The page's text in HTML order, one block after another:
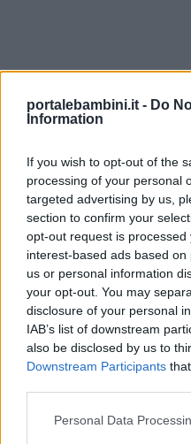
portalebambini.it - Do
Information
If you wish to opt-out of the
processing of your personal
targeted advertising by us,
section to confirm your
opt-out request is
interest-based ads based
us or personal information
your opt-out. You may
disclosure of your personal
IAB’s list of downstream
also be disclosed by us to
Downstream Participants
Personal Data
La popolazione delle
classi:
Nobili e
non pagavano
della classe alta,
offrivano doni al
favore. Il re era
della città.
coloro che si